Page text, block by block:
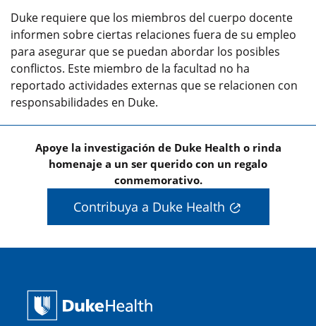
Duke requiere que los miembros del cuerpo docente
informen sobre ciertas relaciones fuera de su empleo
para asegurar que se puedan abordar los posibles
conflictos. Este miembro de la facultad no ha
reportado actividades externas que se relacionen con
responsabilidades en Duke.
Apoye la investigación de Duke Health o rinda
homenaje a un ser querido con un regalo
conmemorativo.
Contribuya a Duke Health